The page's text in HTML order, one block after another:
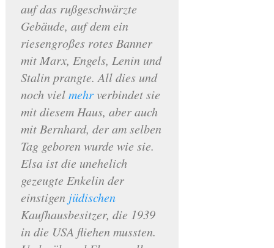
auf das rußgeschwärzte
Gebäude, auf dem ein
riesengroßes rotes Banner
mit Marx, Engels, Lenin und
Stalin prangte. All dies und
noch vielmehrverbindet sie
mit diesem Haus, aber auch
mit Bernhard, der am selben
Tag geboren wurde wie sie.
Elsa ist die unehelich
gezeugte Enkelin der
einstigen jüdischen
Kaufhausbesitzer, die 1939
in die USA fliehen mussten.